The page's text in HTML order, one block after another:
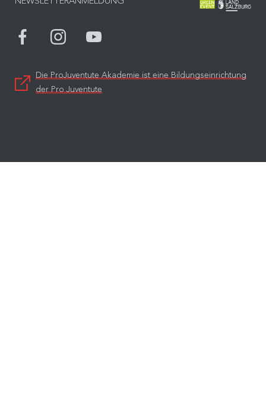
Die ProJuventute Akademie ist eine Bildungseinrichtung
der Pro Juventute